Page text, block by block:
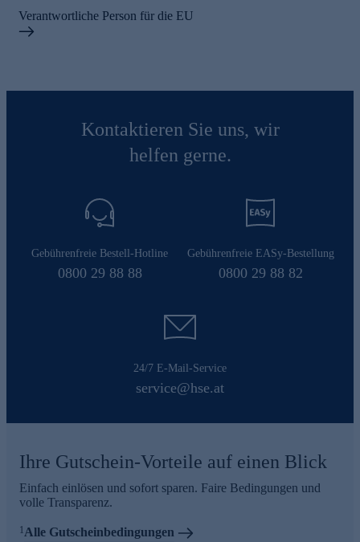
Verantwortliche Person für die EU
Kontaktieren Sie uns, wir
helfen gerne.
Gebührenfreie Bestell-Hotline
0800 29 88 88
Gebührenfreie EASy-Bestellung
0800 29 88 82
24/7 E-Mail-Service
service@hse.at
Ihre Gutschein-Vorteile auf einen Blick
Einfach einlösen und sofort sparen. Faire Bedingungen und
volle Transparenz.
1 Alle Gutscheinbedingungen